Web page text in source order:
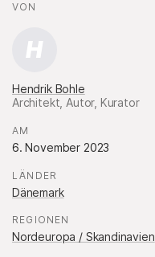
VON
H
Hendrik Bohle
Architekt, Autor, Kurator
AM
6. November 2023
LÄNDER
Dänemark
REGIONEN
Nordeuropa / Skandinavien